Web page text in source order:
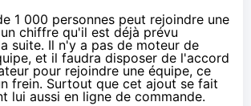
1 000 personnes peut rejoindre une
chiffre qu'il est déjà prévu
suite. Il n'y a pas de moteur de
et il faudra disposer de l'accord
pour rejoindre une équipe, ce
frein. Surtout que cet ajout se fait
lui aussi en ligne de commande.